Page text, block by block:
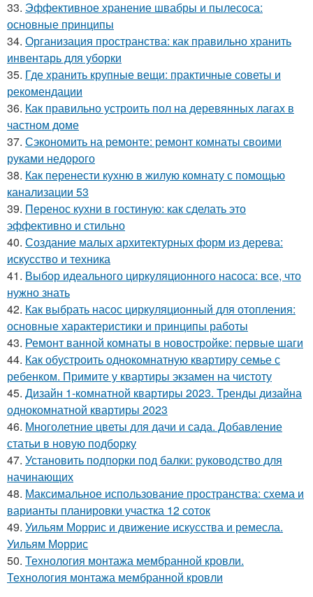
33. Эффективное хранение швабры и пылесоса:
основные принципы
34. Организация пространства: как правильно хранить
инвентарь для уборки
35. Где хранить крупные вещи: практичные советы и
рекомендации
36. Как правильно устроить пол на деревянных лагах в
частном доме
37. Сэкономить на ремонте: ремонт комнаты своими
руками недорого
38. Как перенести кухню в жилую комнату с помощью
канализации 53
39. Перенос кухни в гостиную: как сделать это
эффективно и стильно
40. Создание малых архитектурных форм из дерева:
искусство и техника
41. Выбор идеального циркуляционного насоса: все, что
нужно знать
42. Как выбрать насос циркуляционный для отопления:
основные характеристики и принципы работы
43. Ремонт ванной комнаты в новостройке: первые шаги
44. Как обустроить однокомнатную квартиру семье с
ребенком. Примите у квартиры экзамен на чистоту
45. Дизайн 1-комнатной квартиры 2023. Тренды дизайна
однокомнатной квартиры 2023
46. Многолетние цветы для дачи и сада. Добавление
статьи в новую подборку
47. Установить подпорки под балки: руководство для
начинающих
48. Максимальное использование пространства: схема и
варианты планировки участка 12 соток
49. Уильям Моррис и движение искусства и ремесла.
Уильям Моррис
50. Технология монтажа мембранной кровли.
Технология монтажа мембранной кровли